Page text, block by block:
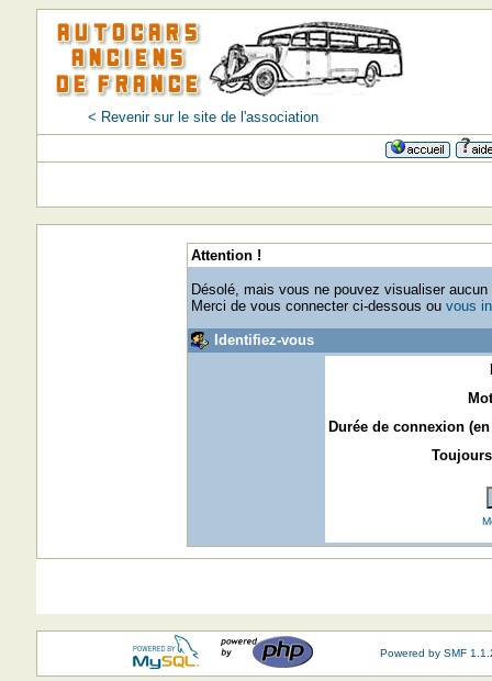
< Revenir sur le site de l'association
Attention !
Désolé, mais vous ne pouvez visualiser aucun
Merci de vous connecter ci-dessous ou vous
Identifiez-vous
Durée de connexion
Powered by SMF